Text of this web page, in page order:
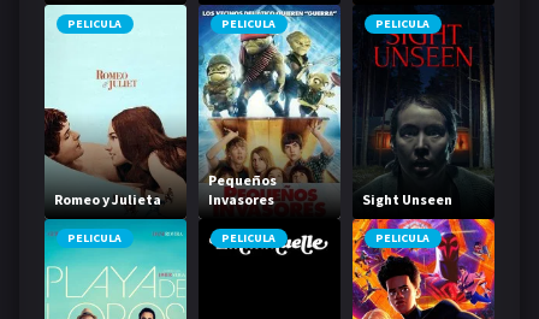
PELICULA
Romeo y Julieta
PELICULA
Pequeños
Invasores
PELICULA
Sight Unseen
PELICULA PELICULA PELICULA